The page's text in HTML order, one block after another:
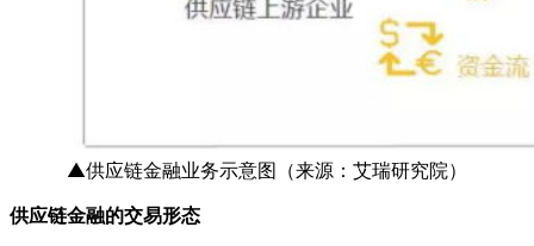
▲供应链金融业务示意图（来源：艾瑞研究院）
供应链金融的交易形态